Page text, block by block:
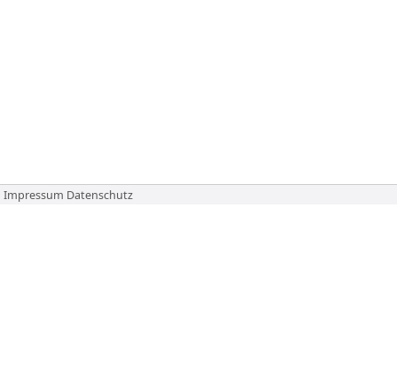
Impressum Datenschutz